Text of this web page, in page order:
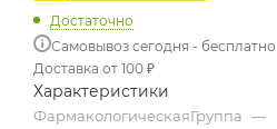
Достаточно
Самовывоз сегодня - бесплатно
Доставка от 100 ₽
Характеристики
ФармакологическаяГруппа —